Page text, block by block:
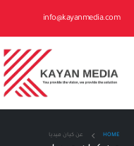
info@kayanmedia.com
HOME عن كيان ميديا